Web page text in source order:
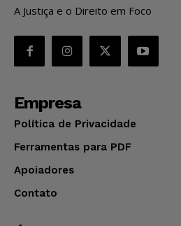
A Justiça e o Direito em Foco
Empresa
Política de Privacidade
Ferramentas para PDF
Apoiadores
Contato